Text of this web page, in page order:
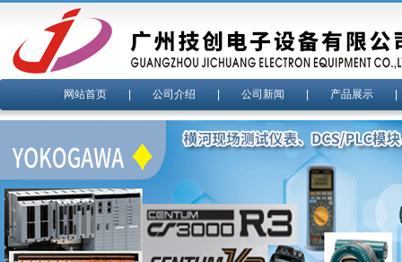
网站首页 公司介绍 公司新闻 产品展示